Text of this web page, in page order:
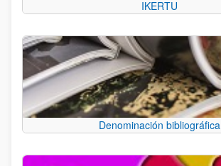
IKERTU
Denominación bibliográfica